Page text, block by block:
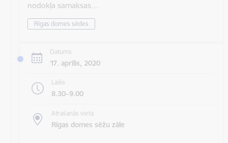
nodokļa samaksas…
Rīgas domes sēdes
Datums
17. aprīlis, 2020
Laiks
8.30–9.00
Atrašanās vieta
Rīgas domes sēžu zāle